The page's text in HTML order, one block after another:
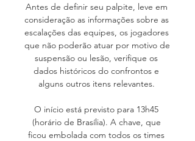
Antes de definir seu palpite, leve em
consideração as informações sobre as
escalações das equipes, os jogadores
que não poderão atuar por motivo de
suspensão ou lesão, verifique os
dados históricos do confrontos e
alguns outros itens relevantes.
O início está previsto para 13h45
(horário de Brasília). A chave, que
ficou embolada com todos os times